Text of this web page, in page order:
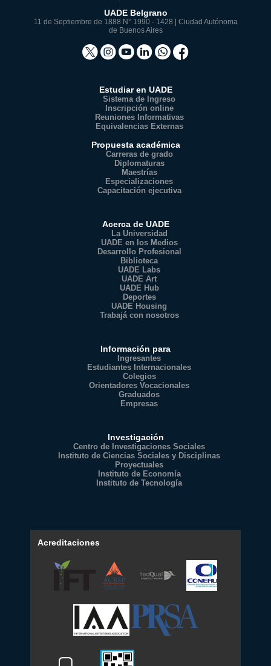
UADE Belgrano
11 de Septiembre de 1888 N° 1990 - 1428 | Ciudad Autónoma
de Buenos Aires
Estudiar en UADE
Sistema de Ingreso
Inscripción online
Reuniones Informativas
Equivalencias Externas
Propuesta académica
Carreras de grado
Diplomaturas
Maestrías
Especializaciones
Capacitación ejecutiva
Acerca de UADE
La Universidad
UADE en los Medios
Desarrollo Profesional
Biblioteca
UADE Labs
UADE Art
UADE Hub
Deportes
UADE Housing
Trabajá con nosotros
Información para
Ingresantes
Estudiantes Internacionales
Colegios
Orientadores Vocacionales
Graduados
Empresas
Investigación
Centro de Investigaciones Sociales
Instituto de Ciencias Sociales y Disciplinas
Proyectuales
Instituto de Economía
Instituto de Tecnología
Acreditaciones